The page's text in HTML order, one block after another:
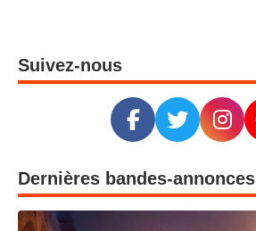
Suivez-nous
Dernières bandes-annonces